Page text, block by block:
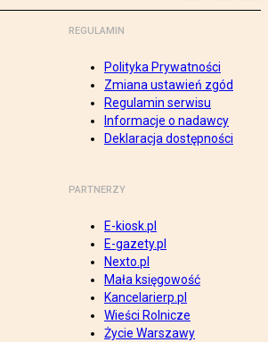
REGULAMIN
Polityka Prywatności
Zmiana ustawień zgód
Regulamin serwisu
Informacje o nadawcy
Deklaracja dostępności
PARTNERZY
E-kiosk.pl
E-gazety.pl
Nexto.pl
Mała księgowość
Kancelarierp.pl
Wieści Rolnicze
Życie Warszawy